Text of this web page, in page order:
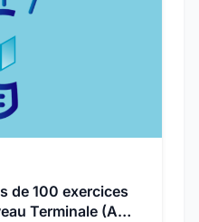
de 100 exercices
Terminale (A